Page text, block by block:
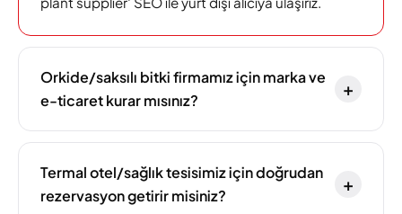
Orkide/saksılı bitki firmamız için marka ve
e-ticaret kurar mısınız?
+
Termal otel/sağlık tesisimiz için doğrudan
rezervasyon getirir misiniz?
+